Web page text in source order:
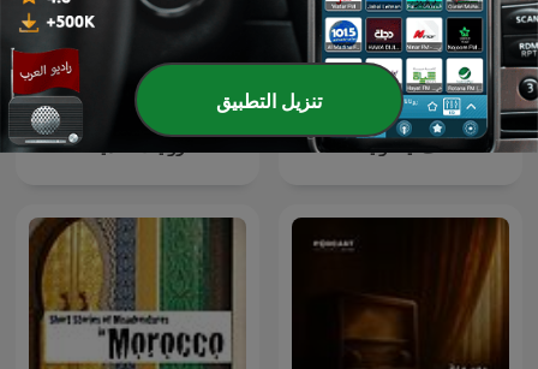
ألف ليلة وليلة
تنزيل التطبيق